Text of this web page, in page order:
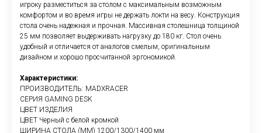
игроку разместиться за столом с максимальным возможным
комфортом и во время игры не держать локти на весу. Конструкция
стола очень надежная и прочная. Массивная столешница толщиной
25 мм позволяет выдерживать нагрузку до 180 кг. Стол очень
удобный и отличается от аналогов смелым, оригинальным
дизайном и хорошо просчитанной эргономикой.
Характеристики:
ПРОИЗВОДИТЕЛЬ: MADXRACER
СЕРИЯ GAMING DESK
ЦВЕТ ИЗДЕЛИЯ
ЦВЕТ Черный с белой кромкой
ШИРИНА СТОЛА (ММ) 1200/1300/1400 мм